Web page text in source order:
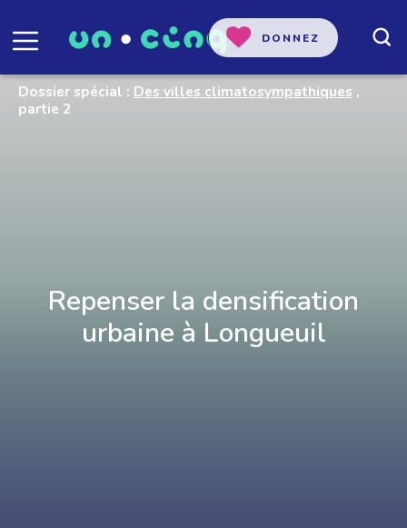
DONNEZ
Dossier spécial : Des villes climatosympathiques ,
partie 2
Repenser la densification
urbaine à Longueuil